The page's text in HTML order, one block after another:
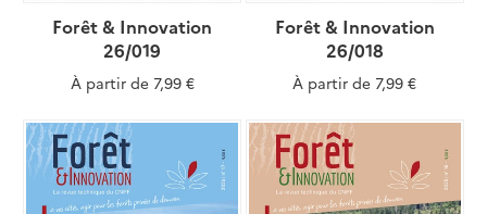
Forêt & Innovation
26/019
À partir de 7,99 €
Forêt & Innovation
26/018
À partir de 7,99 €